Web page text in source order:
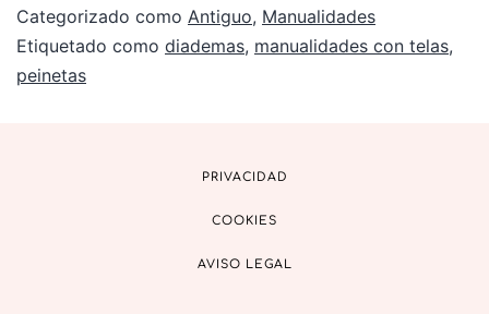
Categorizado como Antiguo, Manualidades
Etiquetado como diademas, manualidades con telas,
peinetas
PRIVACIDAD
COOKIES
AVISO LEGAL